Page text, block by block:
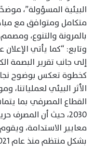
البيئية المسؤولة”،
متكامل ومتوافق مع
بالمرونة والتنوع،
وتابع: “كما يأتي الإعلان
كخطوة تعكس بوضوح
الأثر البيئي
القطاع المصرفي بما
2030، حيث أن
معايير الاستدامة،
بشكل منتظم منذ عام 2021”.